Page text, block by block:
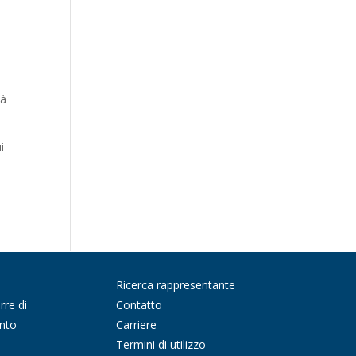
di
Ricerca rappresentante
Contatto
Carriere
Termini di utilizzo